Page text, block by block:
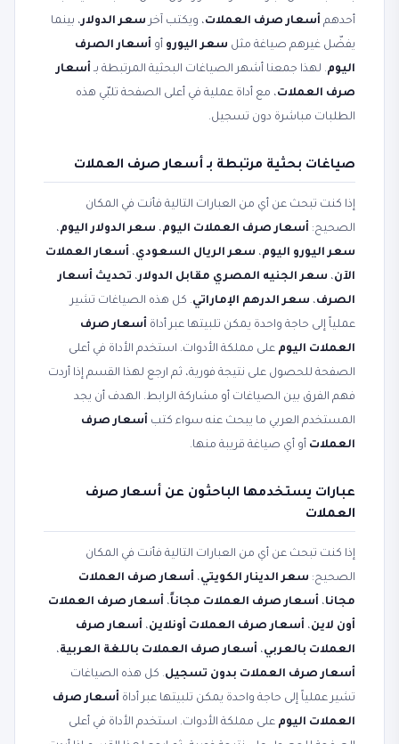
أحدهم أسعار صرف العملات، ويكتب آخر سعر الدولار، بينما
يفضّل غيرهم صياغة مثل سعر اليورو أو أسعار الصرف
اليوم. لهذا جمعنا أشهر الصياغات البحثية المرتبطة بـ أسعار
صرف العملات، مع أداة عملية في أعلى الصفحة تلبّي هذه
الطلبات مباشرة دون تسجيل.
صياغات بحثية مرتبطة بـ أسعار صرف العملات
إذا كنت تبحث عن أي من العبارات التالية فأنت في المكان
الصحيح: أسعار صرف العملات اليوم، سعر الدولار اليوم،
سعر اليورو اليوم، سعر الريال السعودي، أسعار العملات
الآن، سعر الجنيه المصري مقابل الدولار، تحديث أسعار
الصرف، سعر الدرهم الإماراتي. كل هذه الصياغات تشير
عملياً إلى حاجة واحدة يمكن تلبيتها عبر أداة أسعار صرف
العملات اليوم على مملكة الأدوات. استخدم الأداة في أعلى
الصفحة للحصول على نتيجة فورية، ثم ارجع لهذا القسم إذا أردت
فهم الفرق بين الصياغات أو مشاركة الرابط. الهدف أن يجد
المستخدم العربي ما يبحث عنه سواء كتب أسعار صرف
العملات أو أي صياغة قريبة منها.
عبارات يستخدمها الباحثون عن أسعار صرف
العملات
إذا كنت تبحث عن أي من العبارات التالية فأنت في المكان
الصحيح: سعر الدينار الكويتي، أسعار صرف العملات
مجانا، أسعار صرف العملات مجاناً، أسعار صرف العملات
أون لاين، أسعار صرف العملات أونلاين، أسعار صرف
العملات بالعربي، أسعار صرف العملات باللغة العربية،
أسعار صرف العملات بدون تسجيل. كل هذه الصياغات
تشير عملياً إلى حاجة واحدة يمكن تلبيتها عبر أداة أسعار صرف
العملات اليوم على مملكة الأدوات. استخدم الأداة في أعلى